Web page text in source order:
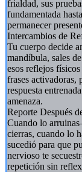
frialdad, sus
fundamentada
permanecer
Intercambios de
Tu cuerpo decide
mandíbula, sales
esos reflejos
frases activadoras,
respuesta
amenaza.
Reporte Después
Cuando lo
cierras, cuando lo
sucedió para que
nervioso te
repetición sin